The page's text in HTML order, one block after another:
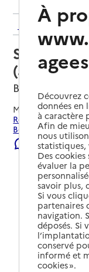
Retour aux
Service
(aide) –
Besançon,
Mis à jour le22/
Rechercher les
Besançon.
Signaler une
À
Découvrez
données en
à caractère
Afin de
nous
Des
évaluer la
savoir plus,
Si vous
partenaires
navigation.
déposés. Si
conservé
informé et
cookies ».